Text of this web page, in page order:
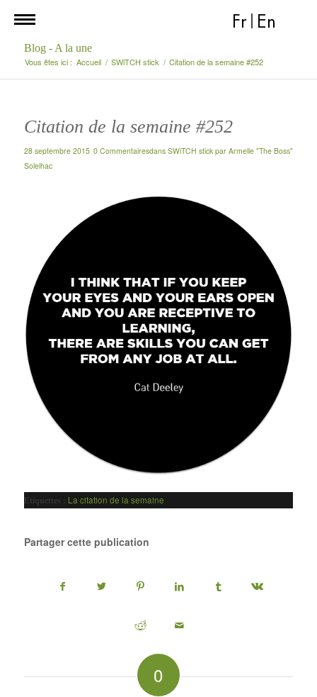
Fr En
Blog - A la une
Vous êtes ici : Accueil / SWiTCH stick / Citation de la semaine #252
Citation de la semaine #252
28 septembre 2015 0 Commentairesdans SWiTCH stick par Armelle "The Boss"
Solelhac
Etiquettes : La citation de la semaine
Partager cette publication
0